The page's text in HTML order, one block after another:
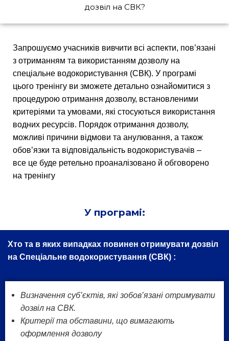
дозвіл на СВК?
Запрошуємо учасників вивчити всі аспекти, пов’язані
з отриманням та використанням дозволу на
спеціальне водокористування (СВК). У програмі
цього тренінгу ви зможете детально ознайомитися з
процедурою отримання дозволу, встановленими
критеріями та умовами, які стосуються використання
водних ресурсів. Порядок отримання дозволу,
можливі причини відмови та анулювання, а також
обов’язки та відповідальність водокористувачів –
все це буде ретельно проаналізовано й обговорено
на тренінгу
У програмі:
Хто та в яких випадках повинен отримувати дозвіл
на Спеціальне водокористування (СВК) :
Визначення суб’єктів, які зобов’язані отримувати
дозвіл на СВК.
Критерії та обставини, що вимагають
оформлення дозволу